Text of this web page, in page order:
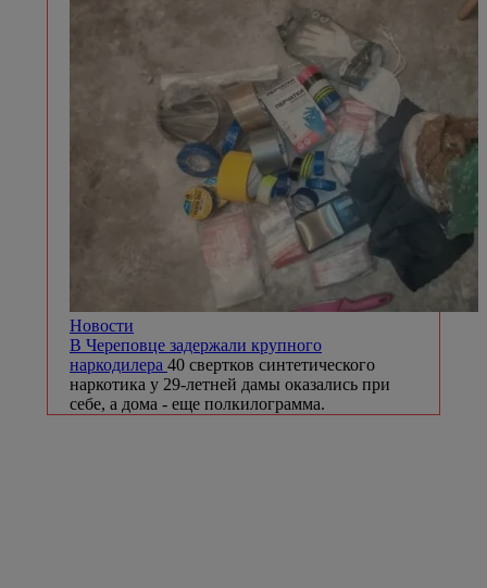
Новости
В Череповце задержали крупного
наркодилера 40 свертков синтетического
наркотика у 29-летней дамы оказались при
себе, а дома - еще полкилограмма.